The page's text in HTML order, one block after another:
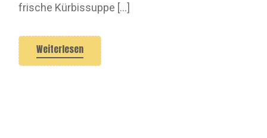
frische Kürbissuppe […]
Weiterlesen